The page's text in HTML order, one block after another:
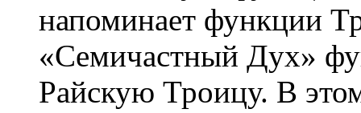
напоминает функции
«Семичастный Дух»
Райскую Троицу. В